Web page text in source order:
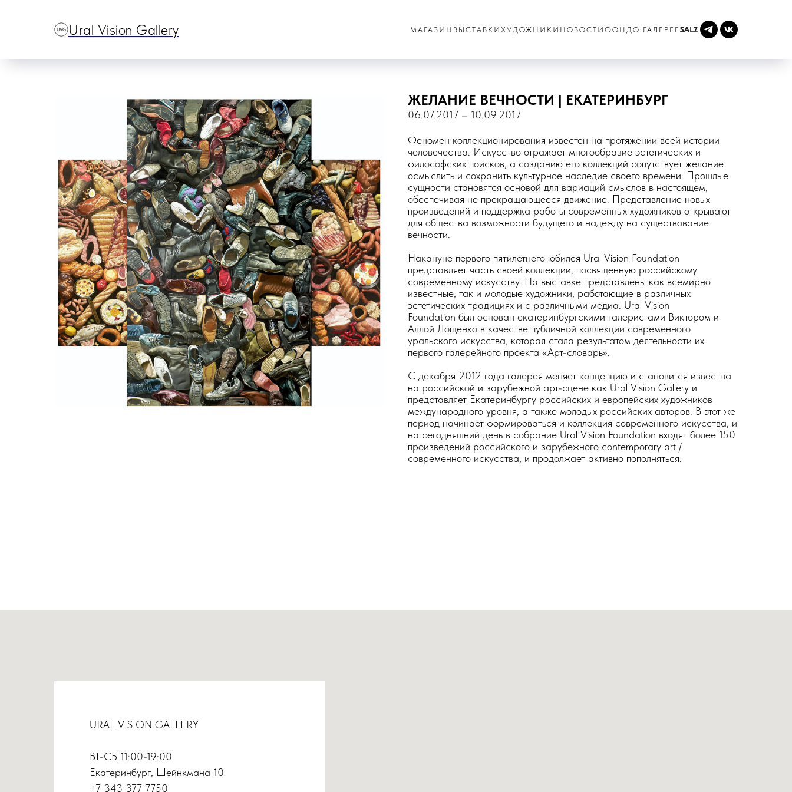
Ural Vision Gallery МАГАЗИН ВЫСТАВКИ ХУДОЖНИКИ НОВОСТИ ФОНД О ГАЛЕРЕЕ
ЖЕЛАНИЕ ВЕЧНОСТИ | ЕКАТЕРИНБУРГ
06.07.2017 – 10.09.2017
Феномен коллекционирования известен на протяжении всей истории
человечества. Искусство отражает многообразие эстетических и
философских поисков, а созданию его коллекций сопутствует желание
осмыслить и сохранить культурное наследие своего времени. Прошлые
сущности становятся основой для вариаций смыслов в настоящем,
обеспечивая не прекращающееся движение. Представление новых
произведений и поддержка работы современных художников открывают
для общества возможности будущего и надежду на существование
вечности.
Накануне первого пятилетнего юбилея Ural Vision Foundation
представляет часть своей коллекции, посвященную российскому
современному искусству. На выставке представлены как всемирно
известные, так и молодые художники, работающие в различных
эстетических традициях и c различными медиа. Ural Vision
Foundation был основан екатеринбургскими галеристами Виктором и
Аллой Лощенко в качестве публичной коллекции современного
уральского искусства, которая стала результатом деятельности их
первого галерейного проекта «Арт-словарь».
С декабря 2012 года галерея меняет концепцию и становится известна
на российской и зарубежной арт-сцене как Ural Vision Gallery и
представляет Екатеринбургу российских и европейских художников
международного уровня, а также молодых российских авторов. В этот же
период начинает формироваться и коллекция современного искусства, и
на сегодняшний день в собрание Ural Vision Foundation входят более 150
произведений российского и зарубежного contemporary art /
современного искусства, и продолжает активно пополняться.
URAL VISION GALLERY
ВТ-СБ 11:00-19:00
Екатеринбург, Шейнкмана 10
+7 343 377 7750